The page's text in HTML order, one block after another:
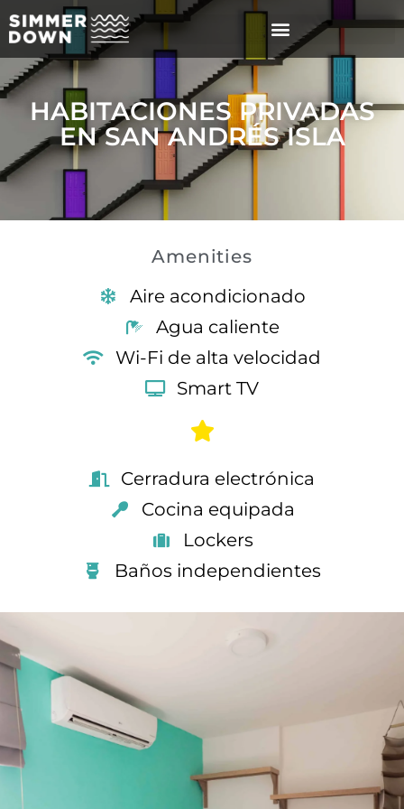
HABITACIONES PRIVADAS
EN SAN ANDRÉS ISLA
Amenities
Aire acondicionado
Agua caliente
Wi-Fi de alta velocidad
Smart TV
Cerradura electrónica
Cocina equipada
Lockers
Baños independientes